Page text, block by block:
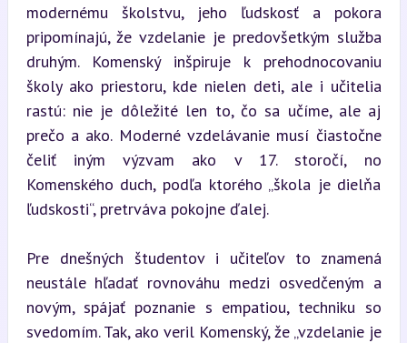
modernému školstvu, jeho ľudskosť a pokora
pripomínajú, že vzdelanie je predovšetkým služba
druhým. Komenský inšpiruje k prehodnocovaniu
školy ako priestoru, kde nielen deti, ale i učitelia
rastú: nie je dôležité len to, čo sa učíme, ale aj
prečo a ako. Moderné vzdelávanie musí čiastočne
čeliť iným výzvam ako v 17. storočí, no
Komenského duch, podľa ktorého „škola je dielňa
ľudskosti“, pretrváva pokojne ďalej.
Pre dnešných študentov i učiteľov to znamená
neustále hľadať rovnováhu medzi osvedčeným a
novým, spájať poznanie s empatiou, techniku so
svedomím. Tak, ako veril Komenský, že „vzdelanie je